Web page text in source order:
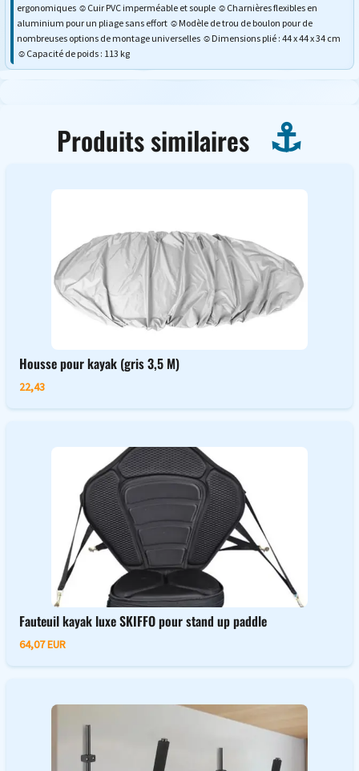
ergonomiques ☺Cuir PVC imperméable et souple ☺Charnières flexibles en
aluminium pour un pliage sans effort ☺Modèle de trou de boulon pour de
nombreuses options de montage universelles ☺Dimensions plié : 44 x 44 x 34 cm
☺Capacité de poids : 113 kg
Produits similaires
Housse pour kayak (gris 3,5 M)
22,43
Fauteuil kayak luxe SKIFFO pour stand up paddle
64,07 EUR